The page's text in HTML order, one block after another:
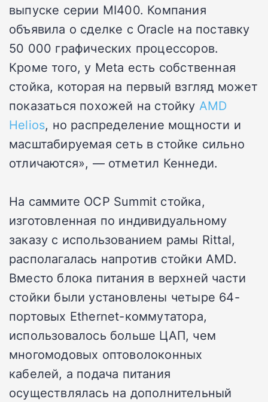
выпуске серии MI400. Компания
объявила о сделке с Oracle на поставку
50 000 графических процессоров.
Кроме того, у Meta есть собственная
стойка, которая на первый взгляд может
показаться похожей на стойку AMD
Helios, но распределение мощности и
масштабируемая сеть в стойке сильно
отличаются», — отметил Кеннеди.
На саммите OCP Summit стойка,
изготовленная по индивидуальному
заказу с использованием рамы Rittal,
располагалась напротив стойки AMD.
Вместо блока питания в верхней части
стойки были установлены четыре 64-
портовых Ethernet-коммутатора,
использовалось больше ЦАП, чем
многомодовых оптоволоконных
кабелей, а подача питания
осуществлялась на дополнительный